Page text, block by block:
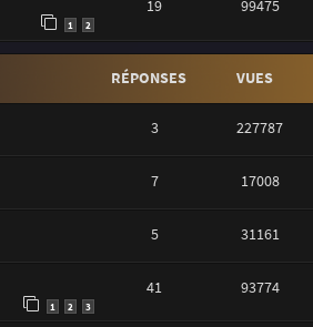
1 2
19 99475
RÉPONSES VUES
3 227787
7 17008
5 31161
1 2 3
41 93774